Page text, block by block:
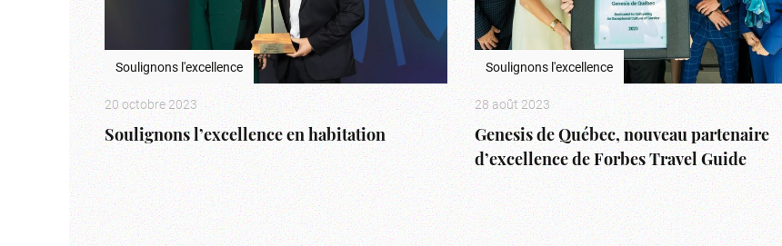
Soulignons l'excellence
20 octobre 2023
Soulignons l’excellence en habitation
Soulignons l'excellence
28 août 2023
Genesis de Québec, nouveau partenaire
d’excellence de Forbes Travel Guide